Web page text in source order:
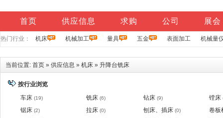
首页 供应信息 求购 公司 展会
热门行业： 机床 机械加工 量具 五金 表面加工 机械量
当前位置: 首页 » 供应信息 » 机床 » 升降台铣床
按行业浏览
车床 (19) 铣床 (6) 钻床 (9) 镗床
锯床 (2) 拉床 (0) 刨床、插床 (0)
卷板